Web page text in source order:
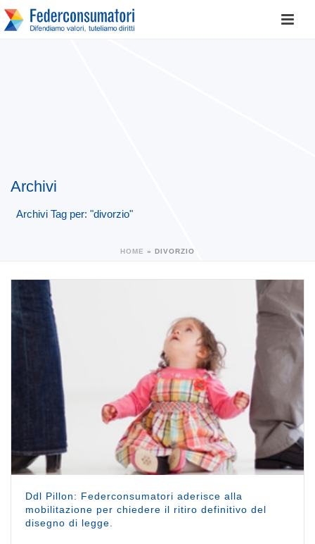
Archivi
Archivi Tag per: "divorzio"
HOME » DIVORZIO
Ddl Pillon: Federconsumatori aderisce alla
mobilitazione per chiedere il ritiro definitivo del
disegno di legge.